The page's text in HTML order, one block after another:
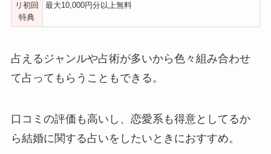
リ初回
特典
最大10,000円分以上無料
占えるジャンルや占術が多いから色々組み合わせ
て占ってもらうこともできる。
口コミの評価も高いし、恋愛系も得意としてるか
ら結婚に関する占いをしたいときにおすすめ。